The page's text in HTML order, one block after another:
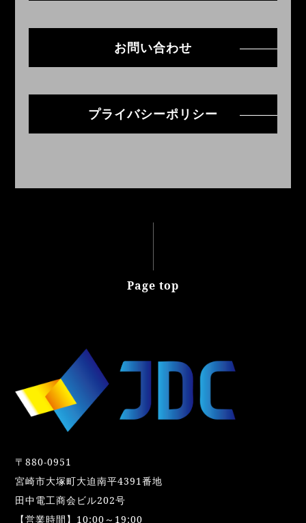
お問い合わせ
プライバシーポリシー
Page top
〒880-0951
宮崎市大塚町大迫南平4391番地
田中電工商会ビル202号
【営業時間】10:00～19:00